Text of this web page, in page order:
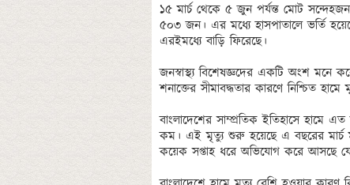
১৫ মার্চ থেকে ৫ জুন পর্যন্ত মোট
৫০৩ জন। এর মধ্যে হাসপাতালে ভর্তি
এরইমধ্যে বাড়ি ফিরেছে।
জনস্বাস্থ্য বিশেষজ্ঞদের একটি অংশ মনে
শনাক্তের সীমাবদ্ধতার কারণে নিশ্চিত হামে
বাংলাদেশের সাম্প্রতিক ইতিহাসে হামে
কম। এই মৃত্যু শুরু হয়েছে এ বছরের মার্চ
কয়েক সপ্তাহ ধরে অভিযোগ করে আসছে যে